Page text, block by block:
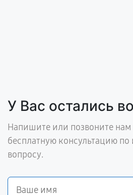
У Вас остались
Напишите или позвоните
бесплатную консультацию
вопросу.